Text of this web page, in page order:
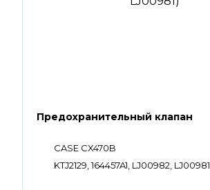
Предохранительный клапан
CASE CX470B
KTJ2129, 164457A1, LJ00982, LJ00981